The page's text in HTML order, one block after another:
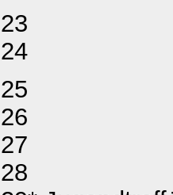
23
24
25
26
27
28